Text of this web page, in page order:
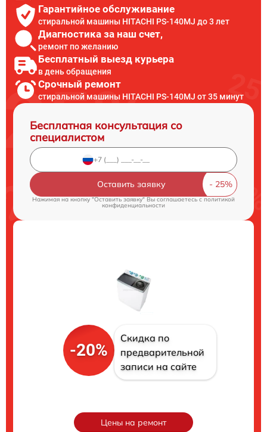
Гарантийное обслуживание
стиральной машины HITACHI PS-140MJ до 3 лет
Диагностика за наш счет,
ремонт по желанию
Бесплатный выезд курьера
в день обращения
Срочный ремонт
стиральной машины HITACHI PS-140MJ от 35 минут
Бесплатная консультация со
специалистом
Оставить заявку
Нажимая на кнопку "Оставить заявку" Вы соглашаетесь cполитикой
конфиденциальности
-20%
Скидка по
предварительной
записи на сайте
Цены на ремонт